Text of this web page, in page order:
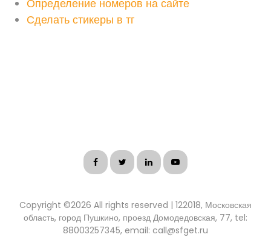
Определение номеров на сайте
Сделать стикеры в тг
Copyright ©2026 All rights reserved | 122018, Московская
область, город Пушкино, проезд Домодедовская, 77, tel:
88003257345, email: call@sfget.ru